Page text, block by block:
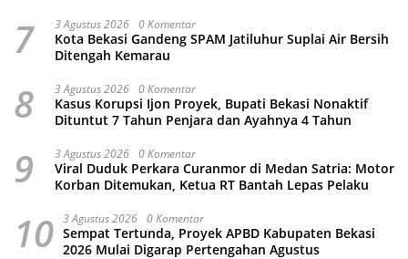
7 3 Agustus 2026 0 Komentar
Kota Bekasi Gandeng SPAM Jatiluhur Suplai Air Bersih
Ditengah Kemarau
8 3 Agustus 2026 0 Komentar
Kasus Korupsi Ijon Proyek, Bupati Bekasi Nonaktif
Dituntut 7 Tahun Penjara dan Ayahnya 4 Tahun
9 3 Agustus 2026 0 Komentar
Viral Duduk Perkara Curanmor di Medan Satria: Motor
Korban Ditemukan, Ketua RT Bantah Lepas Pelaku
10 3 Agustus 2026 0 Komentar
Sempat Tertunda, Proyek APBD Kabupaten Bekasi
2026 Mulai Digarap Pertengahan Agustus